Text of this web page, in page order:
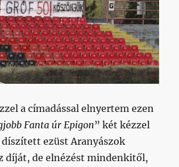
a címadással elnyertem ezen
Fanta úr Epigon” két kézzel
ezüst Aranyászok
díját, de elnézést mindenkitől,